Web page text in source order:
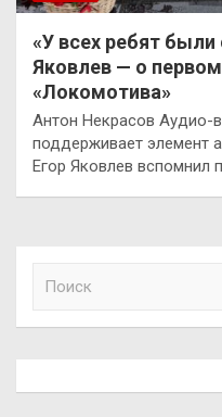
«У всех ребят были
Яковлев — о
«Локомотива»
Антон Некрасов Аудио-
поддерживает элемент
Егор Яковлев вспомнил